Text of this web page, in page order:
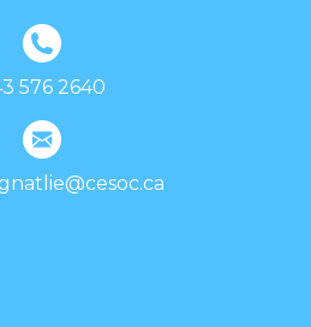
576 2640